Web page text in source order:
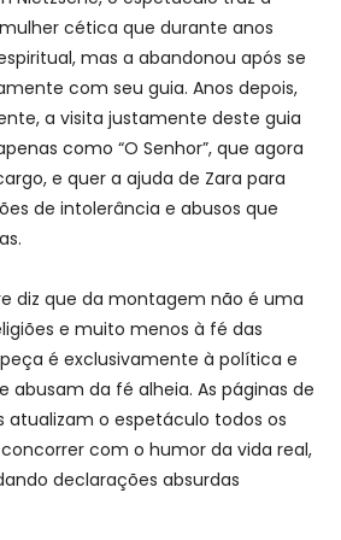
cética que durante anos
mas a abandonou após se
com seu guia. Anos depois,
a visita justamente deste guia
como “O Senhor”, que agora
e quer a ajuda de Zara para
de intolerância e abusos que
diz que da montagem não é uma
e muito menos à fé das
é exclusivamente à política e
abusam da fé alheia. As páginas de
atualizam o espetáculo todos os
com o humor da vida real,
declarações absurdas